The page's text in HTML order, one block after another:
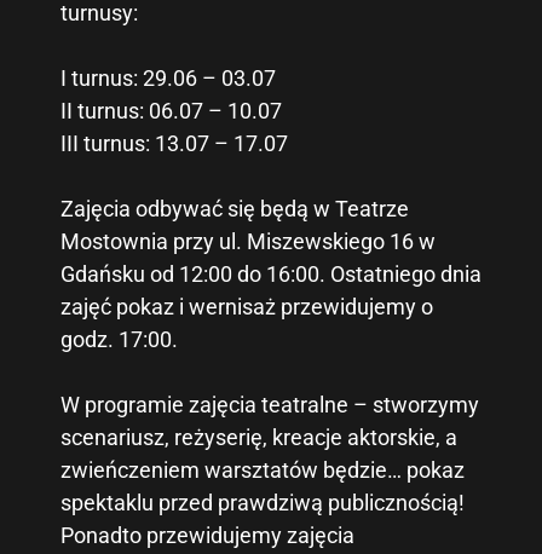
turnusy:
I turnus: 29.06 – 03.07
II turnus: 06.07 – 10.07
III turnus: 13.07 – 17.07
Zajęcia odbywać się będą w Teatrze
Mostownia przy ul. Miszewskiego 16 w
Gdańsku od 12:00 do 16:00. Ostatniego dnia
zajęć pokaz i wernisaż przewidujemy o
godz. 17:00.
W programie zajęcia teatralne – stworzymy
scenariusz, reżyserię, kreacje aktorskie, a
zwieńczeniem warsztatów będzie… pokaz
spektaklu przed prawdziwą publicznością!
Ponadto przewidujemy zajęcia